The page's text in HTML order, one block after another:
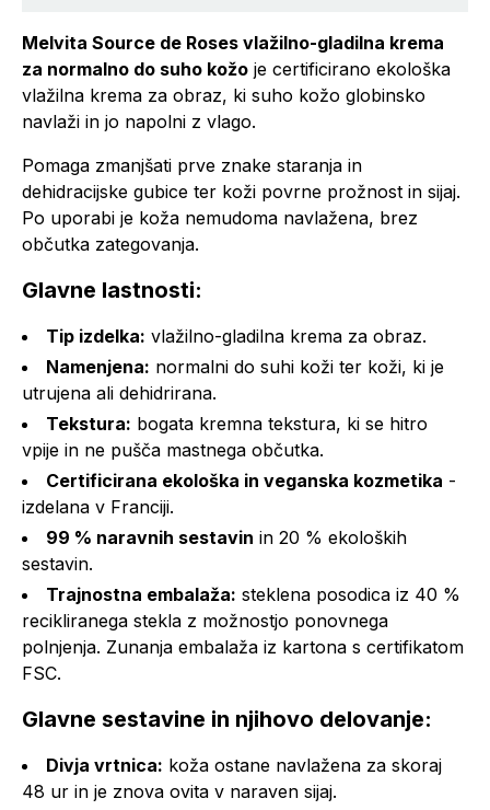
Melvita Source de Roses vlažilno-gladilna krema
za normalno do suho kožo je certificirano ekološka
vlažilna krema za obraz, ki suho kožo globinsko
navlaži in jo napolni z vlago.
Pomaga zmanjšati prve znake staranja in
dehidracijske gubice ter koži povrne prožnost in sijaj.
Po uporabi je koža nemudoma navlažena, brez
občutka zategovanja.
Glavne lastnosti:
Tip izdelka: vlažilno-gladilna krema za obraz.
Namenjena: normalni do suhi koži ter koži, ki je
utrujena ali dehidrirana.
Tekstura: bogata kremna tekstura, ki se hitro
vpije in ne pušča mastnega občutka.
Certificirana ekološka in veganska kozmetika -
izdelana v Franciji.
99 % naravnih sestavin in 20 % ekoloških
sestavin.
Trajnostna embalaža: steklena posodica iz 40 %
recikliranega stekla z možnostjo ponovnega
polnjenja. Zunanja embalaža iz kartona s certifikatom
FSC.
Glavne sestavine in njihovo delovanje:
Divja vrtnica: koža ostane navlažena za skoraj
48 ur in je znova ovita v naraven sijaj.